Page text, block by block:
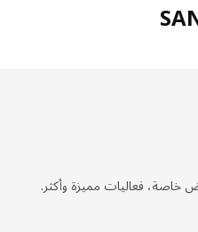
فعاليات مميزة وأكثر.